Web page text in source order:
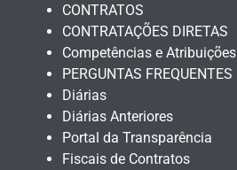
CONTRATOS
CONTRATAÇÕES DIRETAS
Competências e Atribuições
PERGUNTAS FREQUENTES
Diárias
Diárias Anteriores
Portal da Transparência
Fiscais de Contratos